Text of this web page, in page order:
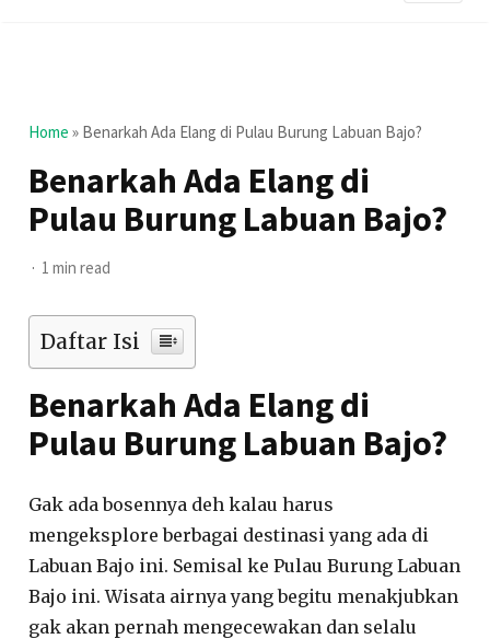
Home » Benarkah Ada Elang di Pulau Burung Labuan Bajo?
Benarkah Ada Elang di
Pulau Burung Labuan Bajo?
1 min read
Daftar Isi
Benarkah Ada Elang di
Pulau Burung Labuan Bajo?
Gak ada bosennya deh kalau harus
mengeksplore berbagai destinasi yang ada di
Labuan Bajo ini. Semisal ke Pulau Burung Labuan
Bajo ini. Wisata airnya yang begitu menakjubkan
gak akan pernah mengecewakan dan selalu